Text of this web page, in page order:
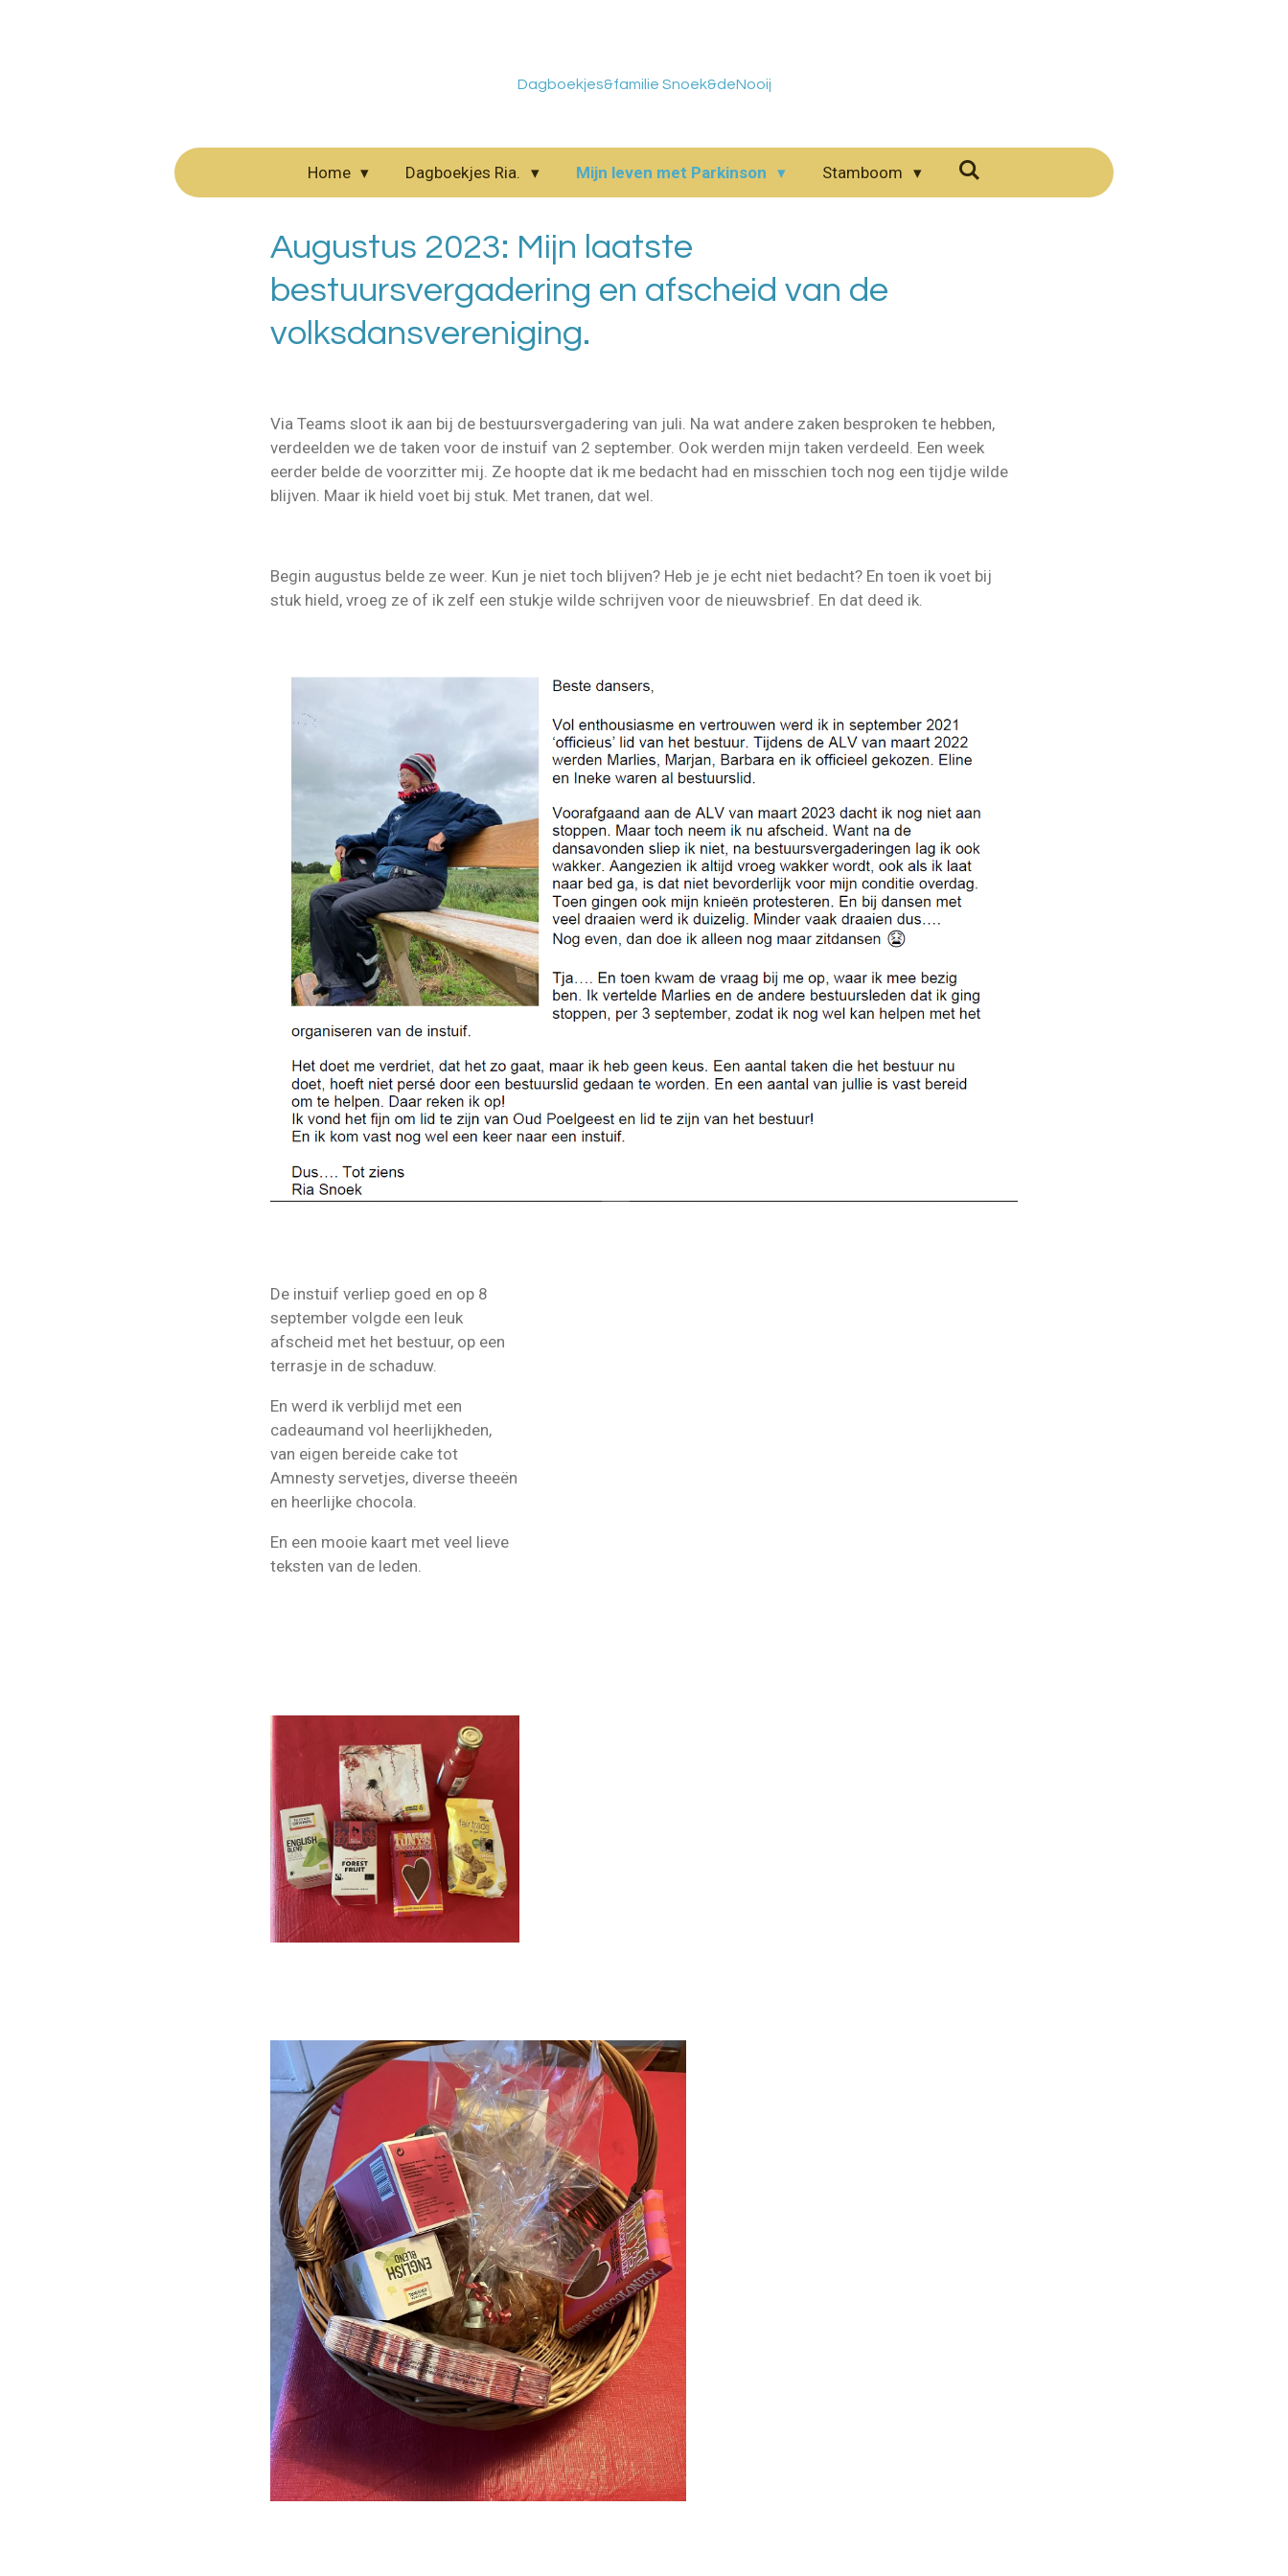
Dagboekjes&familie Snoek&deNooij
Home Dagboekjes Ria. Mijn leven met Parkinson Stamboom
Augustus 2023: Mijn laatste
bestuursvergadering en afscheid van de
volksdansvereniging.
Via Teams sloot ik aan bij de bestuursvergadering van juli. Na wat andere zaken besproken te hebben,
verdeelden we de taken voor de instuif van 2 september. Ook werden mijn taken verdeeld. Een week
eerder belde de voorzitter mij. Ze hoopte dat ik me bedacht had en misschien toch nog een tijdje wilde
blijven. Maar ik hield voet bij stuk. Met tranen, dat wel.
Begin augustus belde ze weer. Kun je niet toch blijven? Heb je je echt niet bedacht? En toen ik voet bij
stuk hield, vroeg ze of ik zelf een stukje wilde schrijven voor de nieuwsbrief. En dat deed ik.
De instuif verliep goed en op 8
september volgde een leuk
afscheid met het bestuur, op een
terrasje in de schaduw.
En werd ik verblijd met een
cadeaumand vol heerlijkheden,
van eigen bereide cake tot
Amnesty servetjes, diverse theeën
en heerlijke chocola.
En een mooie kaart met veel lieve
teksten van de leden.